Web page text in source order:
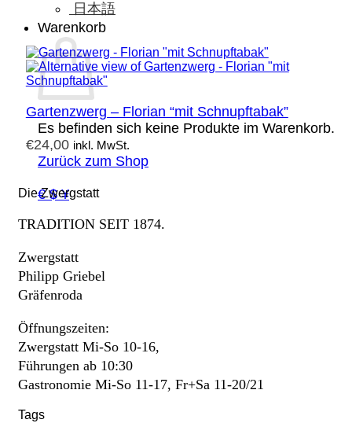
日本語
Warenkorb
Es befinden sich keine Produkte im Warenkorb.
Zurück zum Shop
€ $ ¥
Gartenzwerg – Florian “mit Schnupftabak”
€24,00 inkl. MwSt.
Die Zwergstatt
TRADITION SEIT 1874.
Zwergstatt
Philipp Griebel
Gräfenroda
Öffnungszeiten:
Zwergstatt Mi-So 10-16,
Führungen ab 10:30
Gastronomie Mi-So 11-17, Fr+Sa 11-20/21
Tags